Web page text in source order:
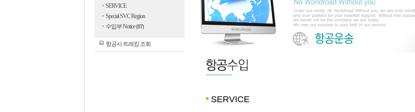
SERVICE
Special SVC Region
수입부 Notice(87)
항공사 트레킹 조회
SERVICE